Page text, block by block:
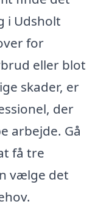
i Udsholt
for
eller blot
skader, er
der
arbejde. Gå
få tre
vælge det